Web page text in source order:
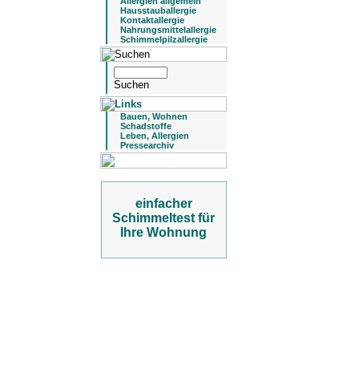
Hausstauballergie
Kontaktallergie
Nahrungsmittelallergie
Schimmelpilzallergie
Bauen, Wohnen
Schadstoffe
Leben, Allergien
Pressearchiv
einfacher
Schimmeltest für
Ihre Wohnung